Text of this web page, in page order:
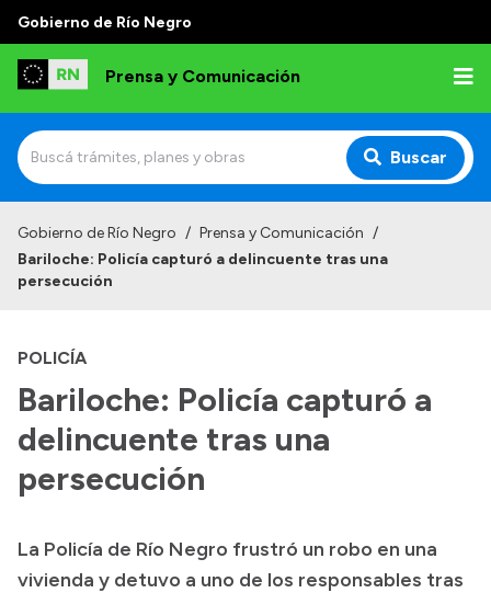
Gobierno de Río Negro
Prensa y Comunicación
Buscar
Institucional
Referentes de prensa
Archivo de noticias
Transparencia
Boletín Oficial
Gobierno de Río Negro / Prensa y Comunicación /
Bariloche: Policía capturó a delincuente tras una
persecución
POLICÍA
Bariloche: Policía capturó a
delincuente tras una
persecución
La Policía de Río Negro frustró un robo en una
vivienda y detuvo a uno de los responsables tras